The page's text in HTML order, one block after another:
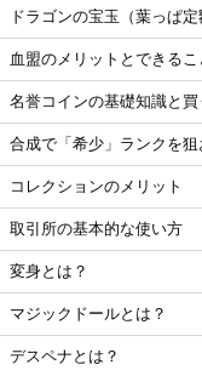
ドラゴンの宝玉（葉っぱ
血盟のメリットとできるこ
名誉コインの基礎知識と買
合成で「希少」ランクを狙
コレクションのメリット
取引所の基本的な使い方
変身とは？
マジックドールとは？
デスペナとは？